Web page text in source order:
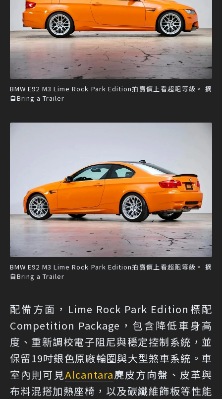
BMW E92 M3 Lime Rock Park Edition拍賣價上看超跑等級。 摘
自Bring a Trailer
BMW E92 M3 Lime Rock Park Edition拍賣價上看超跑等級。 摘
自Bring a Trailer
配備方面，Lime Rock Park Edition標配
Competition Package，包含降低車身高
度、重新調校電子阻尼與穩定控制系統，並
保留19吋銀色原廠輪圈與大型煞車系統。車
室內則可見Alcantara麂皮方向盤、皮革與
布料混搭加熱座椅，以及碳纖維飾板等性能